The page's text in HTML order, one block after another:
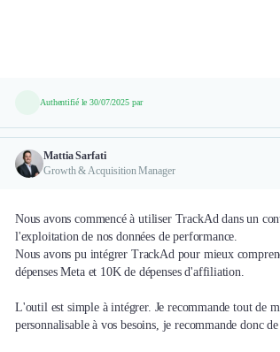
Authentifié le 30/07/2025 par
Mattia Sarfati
Growth & Acquisition Manager
Nous avons commencé à utiliser TrackAd dans un
l'exploitation de nos données de performance.
Nous avons pu intégrer TrackAd pour mieux
dépenses Meta et 10K de dépenses d'affiliation.
L'outil est simple à intégrer. Je recommande tout de
personnalisable à vos besoins, je recommande donc